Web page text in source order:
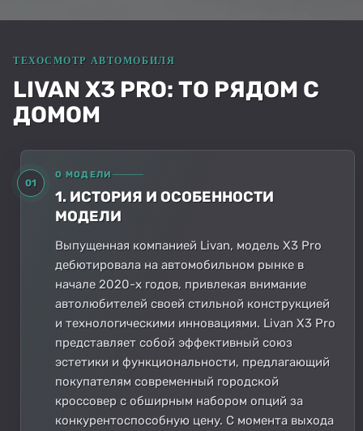
LIVAN X3 PRO: ТО РЯДОМ С
ДОМОМ
01
О МОДЕЛИ
1. ИСТОРИЯ И ОСОБЕННОСТИ
МОДЕЛИ
Выпущенная компанией Livan, модель X3 Pro
дебютировала на автомобильном рынке в
начале 2020-х годов, привлекая внимание
автолюбителей своей стильной конструкцией
и технологическими инновациями. Livan X3 Pro
представляет собой эффективный союз
эстетики и функциональности, предлагающий
покупателям современный городской
кроссовер с обширным набором опций за
конкурентоспособную цену. С момента выхода